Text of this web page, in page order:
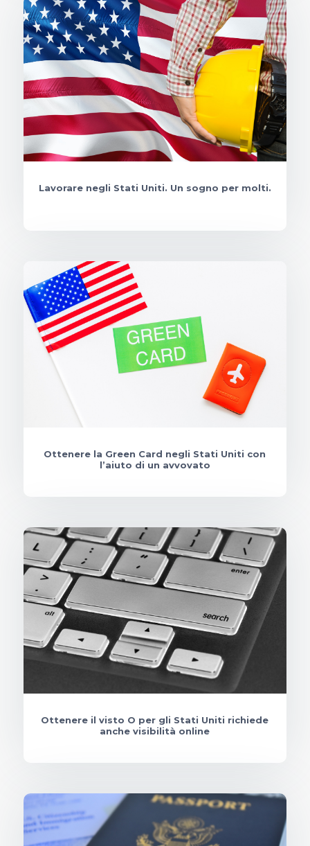
Lavorare negli Stati Uniti. Un sogno per molti.
Ottenere la Green Card negli Stati Uniti con
l’aiuto di un avvovato
Ottenere il visto O per gli Stati Uniti richiede
anche visibilità online